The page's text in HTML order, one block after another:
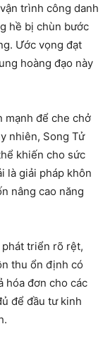
trình công danh
hề bị chùn bước
Ước vọng đạt
hoàng đạo này
mạnh để che chở
nhiên, Song Tử
khiến cho sức
là giải pháp khôn
nâng cao năng
triển rõ rệt,
thu ổn định có
hóa đơn cho các
để đầu tư kinh